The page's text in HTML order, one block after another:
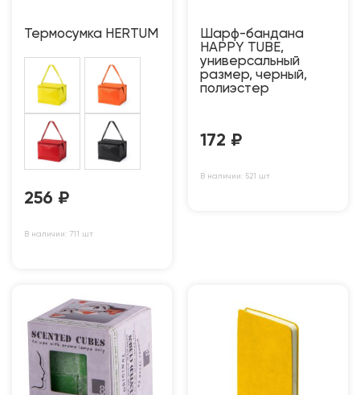
Термосумка HERTUM
256 ₽
В наличии: 711 шт
Шарф-бандана
HAPPY TUBE,
универсальный
размер, черный,
полиэстер
172 ₽
В наличии: 521 шт